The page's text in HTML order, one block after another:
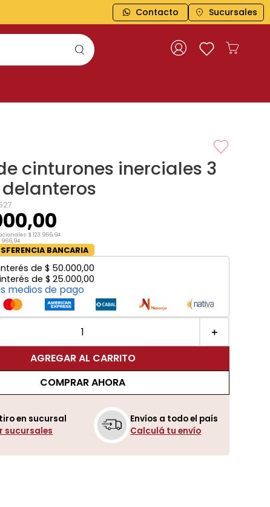
Contacto Sucursales
cinturones inerciales 3
,00
$ 123.966,94
.966,94
BANCARIA
de $ 50.000,00
de $ 25.000,00
medios de pago
＋
AGREGAR AL CARRITO
COMPRAR AHORA
en sucursal
sucursales
Envíos a todo el país
Calculá tu envío